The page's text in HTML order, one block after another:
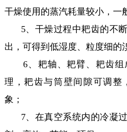
干燥使用的蒸汽耗量较小，一
5、干燥过程中耙齿的不断
出，可得到低湿度、粒度细的
6、耙轴、耙臂、耙齿组
理，耙齿与筒壁间隙可调整
象；
7、在真空系统内的冷凝过